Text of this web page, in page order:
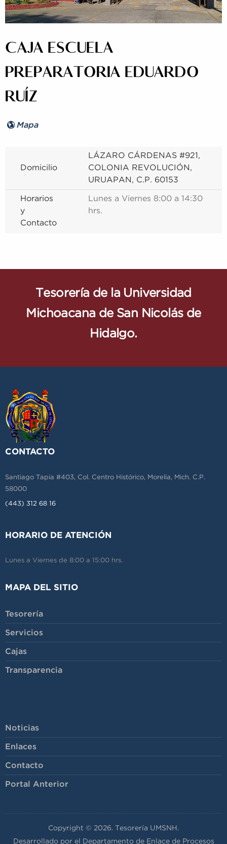
CAJA ESCUELA
PREPARATORIA EDUARDO
RUÍZ
Mapa
Domicilio
LÁZARO CÁRDENAS #921,
COLONIA REVOLUCIÓN,
URUAPAN, C.P. 60153
Horarios
y
Contacto
Lunes a Viernes 8:00 a 14:30
hrs.
Tesorería de la Universidad
Michoacana de San Nicolás de
Hidalgo.
CONTACTO
Santiago Tapia #403, Col. Centro Histórico, Morelia, Mich. C.P.
58000
(443) 312 68 16
HORARIO DE ATENCIÓN
Lunes a Viernes de 8:00 a 15:00 hrs.
MAPA DEL SITIO
Tesorería
Servicios
Cajas
Transparencia
Noticias
Enlaces
Contacto
Portal Anterior
Copyright © 2026. Tesorería UMSNH.
Desarrollado por el Departamento de Enlace de Procesos